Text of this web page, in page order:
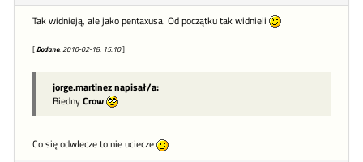
Tak widnieją, ale jako pentaxusa. Od początku tak widnieli
[ Dodano: 2010-02-18, 15:10]
jorge.martinez napisał/a:
BiednyCrow
Co się odwlecze to nie uciecze